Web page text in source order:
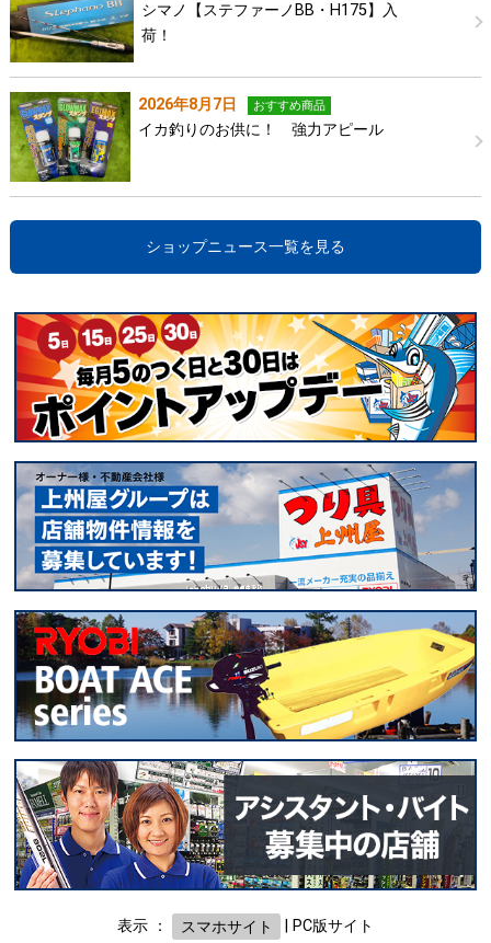
シマノ【ステファーノBB・H175】入
荷！
2026年8月7日 おすすめ商品
イカ釣りのお供に！ 強力アピール
ショップニュース一覧を見る
表示 ： スマホサイト PC版サイト